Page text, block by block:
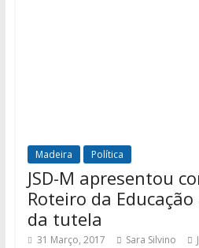
Madeira Política
JSD-M apresentou
Roteiro da
da tutela
31 Março, 2017 Sara Silvino